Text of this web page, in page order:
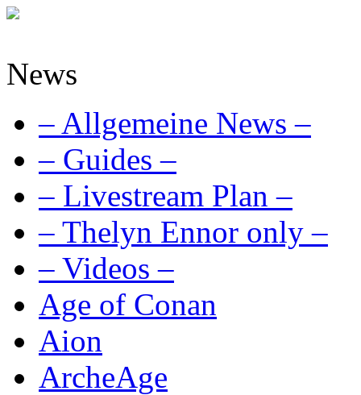
News
– Allgemeine News –
– Guides –
– Livestream Plan –
– Thelyn Ennor only –
– Videos –
Age of Conan
Aion
ArcheAge